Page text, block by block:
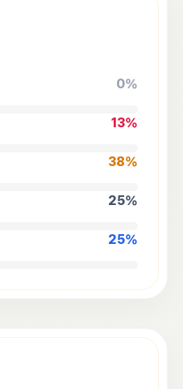
0%
13%
38%
25%
25%